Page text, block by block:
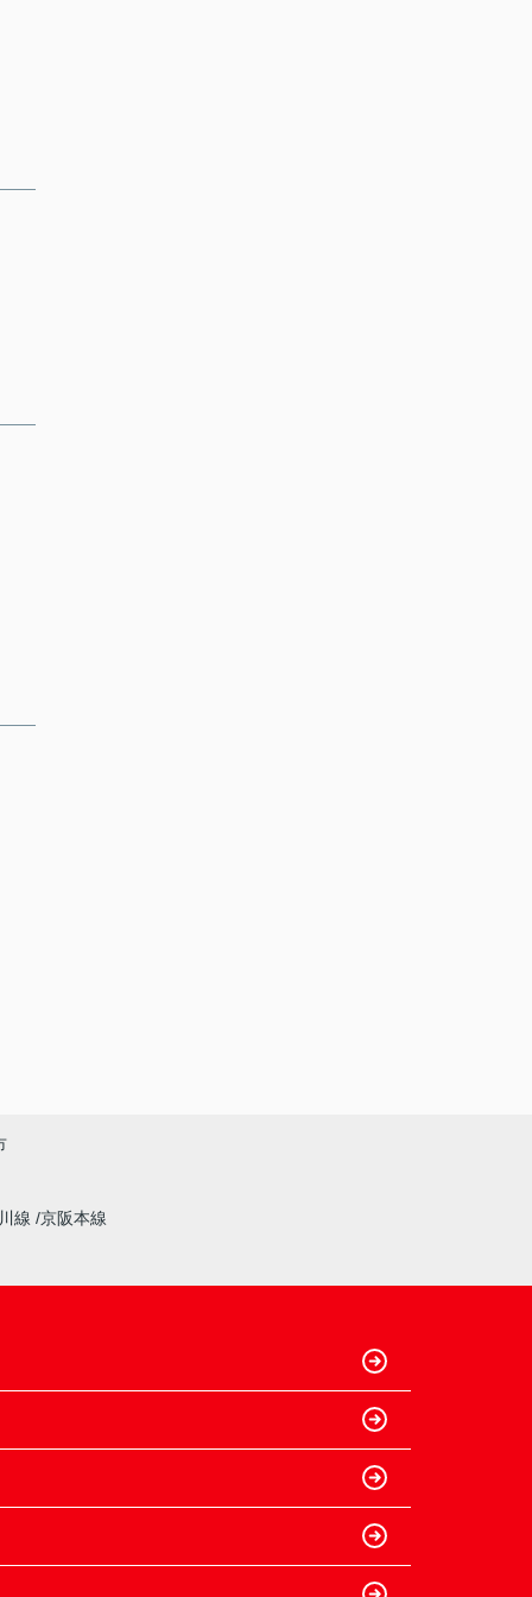
線 京阪本線